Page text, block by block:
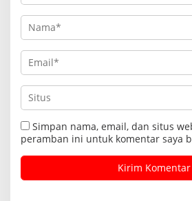
Simpan nama, email, dan situs
peramban ini untuk komentar saya